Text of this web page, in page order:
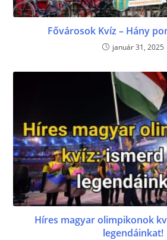
Fővárosok Kvíz – Hány
január 31, 2025
Híres magyar olimpikonok
legendáinkat!